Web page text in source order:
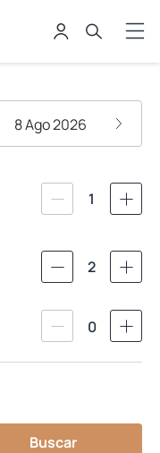
Atibaia
8 Ago 2026
1
2
0
Buscar